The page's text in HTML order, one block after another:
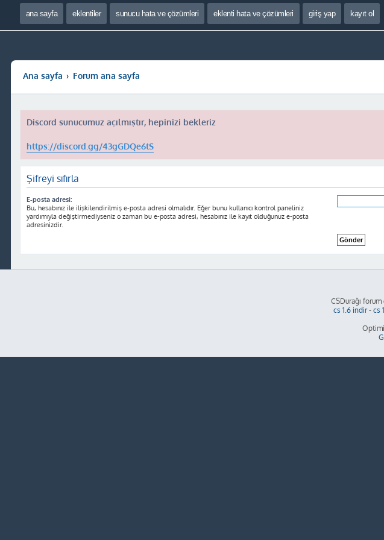
ana sayfa eklentiler sunucu hata ve çözümleri eklenti hata ve çözümleri giriş yap kayıt ol
Ana sayfa Forum ana sayfa
Discord sunucumuz açılmıştır, hepinizi bekleriz
https://discord.gg/43gGDQe6tS
Şifreyi sıfırla
E-posta adresi:
Bu, hesabınız ile ilişkilendirilmiş e-posta adresi olmalıdır. Eğer bunu kullanıcı kontrol paneliniz
yardımıyla değiştirmediyseniz o zaman bu e-posta adresi, hesabınız ile kayıt olduğunuz e-posta
adresinizdir.
CSDurağı
cs 1.6 indir- cs